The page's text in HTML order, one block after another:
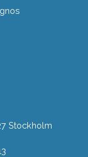
Stockholm